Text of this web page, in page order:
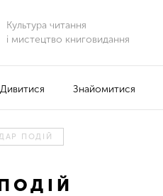
Культура читання
і мистецтво книговидання
Дивитися Знайомитися
ПОДІЙ